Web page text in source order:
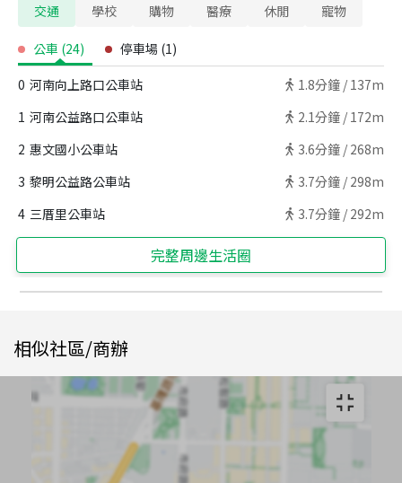
交通 學校 購物 醫療 休閒 寵物
公車 (24) 停車場 (1)
0 河南向上路口公車站 1.8分鐘 / 137m
1 河南公益路口公車站 2.1分鐘 / 172m
2 惠文國小公車站 3.6分鐘 / 268m
3 黎明公益路公車站 3.7分鐘 / 298m
4 三厝里公車站 3.7分鐘 / 292m
完整周邊生活圈
相似社區/商辦